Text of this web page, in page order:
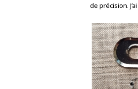
de précision.